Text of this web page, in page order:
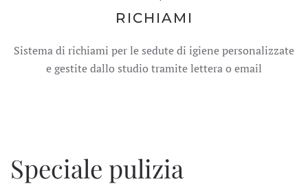
RICHIAMI
Sistema di richiami per le sedute di igiene personalizzate
e gestite dallo studio tramite lettera o email
Speciale pulizia